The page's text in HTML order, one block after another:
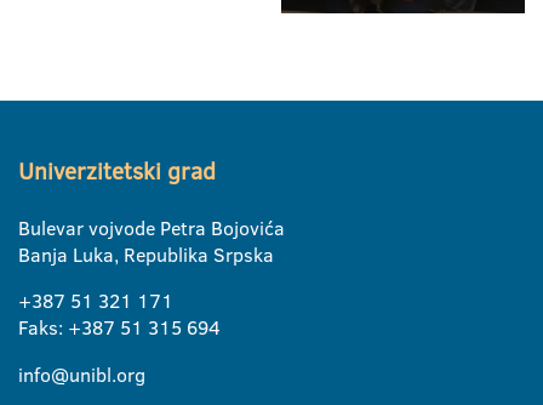
Univerzitetski grad
Bulevar vojvode Petra Bojovića
Banja Luka, Republika Srpska
+387 51 321 171
Faks: +387 51 315 694
info@unibl.org